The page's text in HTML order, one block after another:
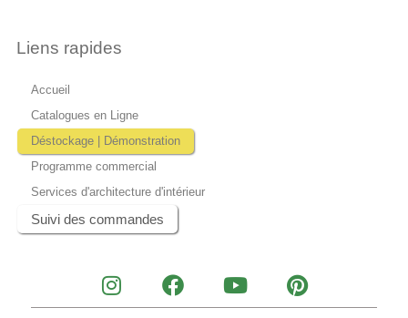
Liens rapides
Accueil
Catalogues en Ligne
Déstockage | Démonstration
Programme commercial
Services d'architecture d'intérieur
Suivi des commandes
n
s
a
c
o
u
i
n